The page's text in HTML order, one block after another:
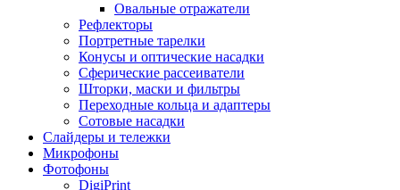
Овальные отражатели
Рефлекторы
Портретные тарелки
Конусы и оптические насадки
Сферические рассеиватели
Шторки, маски и фильтры
Переходные кольца и адаптеры
Сотовые насадки
Слайдеры и тележки
Микрофоны
Фотофоны
DigiPrint